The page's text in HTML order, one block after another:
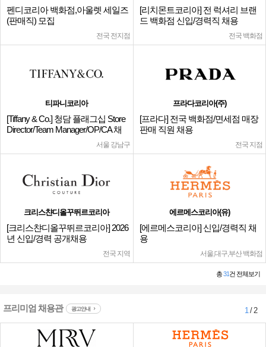
펜디코리아 백화점,아울렛 세일즈
(판매직) 모집
전국 전지점
[리치몬트코리아] 전 럭셔리 브랜
드 백화점 신입/경력직 채용
전국 백화점
티파니코리아
[Tiffany & Co.] 청담 플래그십 Store
Director/Team Manager/OP/CA 채
서울 강남구
프라다코리아(주)
[프라다] 전국 백화점/면세점 매장
판매 직원 채용
전국 지점
크리스챤디올꾸뛰르코리아
[크리스챤디올꾸뛰르코리아] 2026
년 신입/경력 공개채용
전국 지역
에르메스코리아(유)
[에르메스코리아] 신입/경력직 채
용
서울,대구,부산 백화점
총31건 전체보기
프리미엄 채용관 광고안내 1/ 2